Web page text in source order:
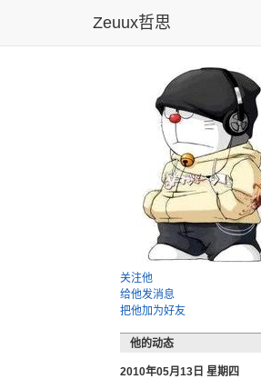
Zeuux哲思
关注他
给他发消息
把他加为好友
他的动态
2010年05月13日 星期四